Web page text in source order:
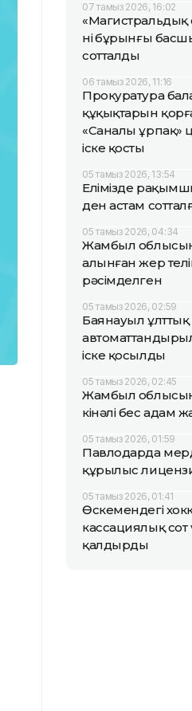
07 тамыз 2026, 16:02
нің бұрынғы
сотталды
06 тамыз 2026, 11:16
Прокуратура
құқықтарын
«Саналы
іске қосты
05 тамыз 2026, 13:54
Елімізде
ден астам
05 тамыз 2026, 04:34
Жамбыл
алынған жер
рәсімделген
05 тамыз 2026, 02:59
Баянауыл ұлттық
іске қосылды
05 тамыз 2026, 02:45
Жамбыл
кінәлі бес адам
05 тамыз 2026, 01:59
Павлодарда
құрылыс
05 тамыз 2026, 01:41
Өскемендегі
кассациялық сот
қалдырды